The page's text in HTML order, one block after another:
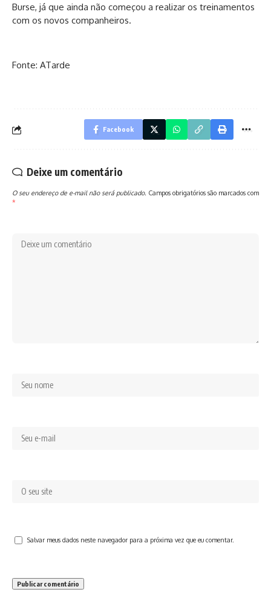
Burse, já que ainda não começou a realizar os treinamentos
com os novos companheiros.
Fonte: ATarde
Facebook
Deixe um comentário
O seu endereço de e-mail não será publicado. Campos obrigatórios são marcados com
*
Salvar meus dados neste navegador para a próxima vez que eu comentar.